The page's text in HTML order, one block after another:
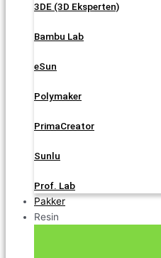
3DE (3D Eksperten)
Bambu Lab
eSun
Polymaker
PrimaCreator
Sunlu
Prof. Lab
Pakker
Resin